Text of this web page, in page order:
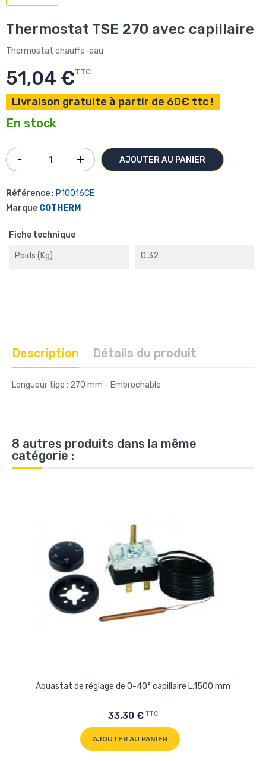
Thermostat TSE 270 avec capillaire
Thermostat chauffe-eau
51,04 €TTC
Livraison gratuite à partir de 60€ ttc !
En stock
AJOUTER AU PANIER
Référence : P10016CE
Marque COTHERM
Fiche technique
Poids (kg) 0.32
Description Détails du produit
Longueur tige : 270 mm - Embrochable
8 autres produits dans la même
catégorie :
Aquastat de réglage de 0-40° capillaire L.1500 mm
33,30 € TTC
AJOUTER AU PANIER